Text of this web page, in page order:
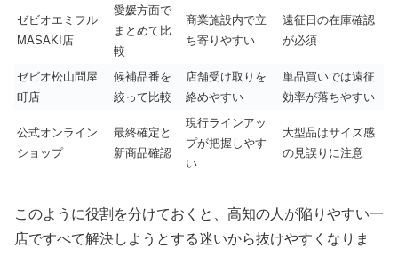
ゼビオエミフル
MASAKI店
愛媛方面で
まとめて比
較
商業施設内で立
ち寄りやすい
遠征日の在庫確認
が必須
ゼビオ松山問屋
町店
候補品番を
絞って比較
店舗受け取りを
絡めやすい
単品買いでは遠征
効率が落ちやすい
公式オンライン
ショップ
最終確定と
新商品確認
現行ラインアッ
プが把握しやす
い
大型品はサイズ感
の見誤りに注意
このように役割を分けておくと、高知の人が陥りやすい一
店ですべて解決しようとする迷いから抜けやすくなりま